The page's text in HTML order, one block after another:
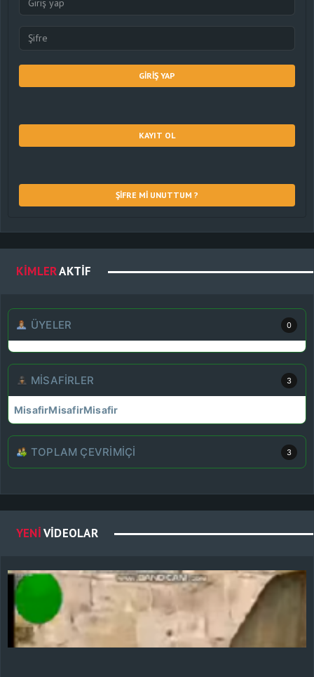
GIRIŞ YAP
KAYIT OL
ŞIFRE MI UNUTTUM ?
KIMLERAKTIF
ÜYELER 0
MISAFIRLER 3
MisafirMisafirMisafir
TOPLAM ÇEVRIMIÇI 3
YENIVIDEOLAR